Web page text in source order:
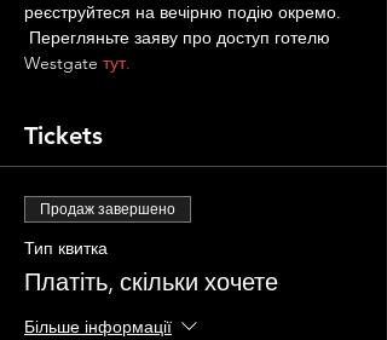
реєструйтеся на вечірню подію окремо.
Westgate тут.
Tickets
Продаж завершено
Тип квитка
Платіть, скільки хочете
Більше інформації